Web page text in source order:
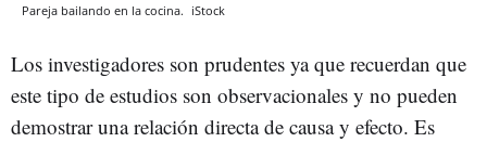
Pareja bailando en la cocina. iStock
Los investigadores son prudentes ya que recuerdan que
este tipo de estudios son observacionales y no pueden
demostrar una relación directa de causa y efecto. Es